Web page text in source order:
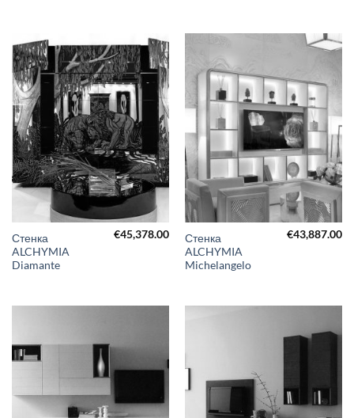
Стенка
ALCHYMIA
Diamante
€45,378.00
Стенка
ALCHYMIA
Michelangelo
€43,887.00